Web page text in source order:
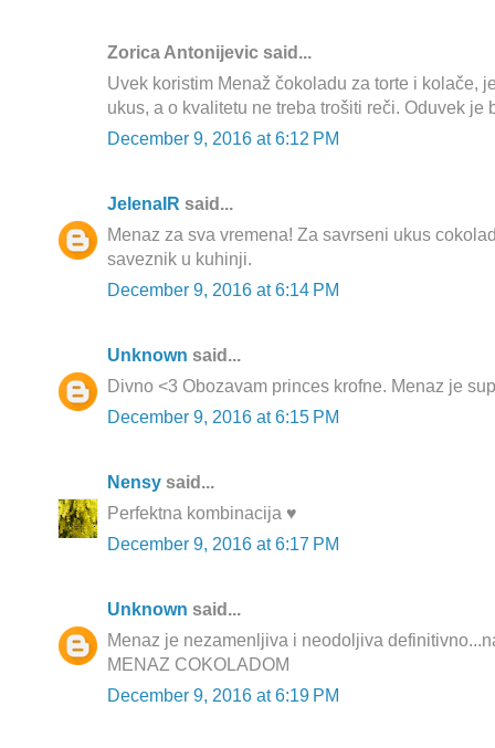
Zorica Antonijevic said...
Uvek koristim Menaž čokoladu za torte i kolače,
ukus, a o kvalitetu ne treba trošiti reči. Oduvek je
December 9, 2016 at 6:12 PM
JelenaIR said...
Menaz za sva vremena! Za savrseni ukus
saveznik u kuhinji.
December 9, 2016 at 6:14 PM
Unknown said...
Divno <3 Obozavam princes krofne. Menaz je
December 9, 2016 at 6:15 PM
Nensy said...
Perfektna kombinacija ♥
December 9, 2016 at 6:17 PM
Unknown said...
Menaz je nezamenljiva i neodoljiva
MENAZ COKOLADOM
December 9, 2016 at 6:19 PM